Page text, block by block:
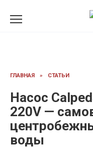
ГЛАВНАЯ » СТАТЬИ
Насос
220V —
воды